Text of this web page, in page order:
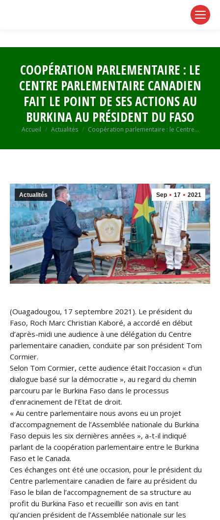
COOPÉRATION PARLEMENTAIRE : LE
CENTRE PARLEMENTAIRE CANADIEN
FAIT LE POINT DE SES ACTIONS AU
BURKINA AU PRÉSIDENT DU FASO
Vous êtes ici :
Accueil Actualités Coopération parlementaire : le Centre…
Sep 17 2021
Actualités
(Ouagadougou, 17 septembre 2021). Le président du
Faso, Roch Marc Christian Kaboré, a accordé en début
d’après-midi une audience à une délégation du Centre
parlementaire canadien, conduite par son président Tom
Cormier.
Selon Tom Cormier, cette audience était l’occasion « d’un
dialogue basé sur la démocratie », au regard du chemin
parcouru par le Burkina Faso dans le processus
d’enracinement de l’Etat de droit.
« Au centre parlementaire nous avons eu un projet
d’accompagnement de l’Assemblée nationale du Burkina
Faso depuis les six dernières années », a-t-il indiqué
parlant de la coopération parlementaire entre le Burkina
Faso et le Canada.
Ces échanges ont été une occasion, pour le président du
Centre parlementaire canadien de faire au président du
Faso le bilan de l’accompagnement de sa structure au
profit du Burkina Faso et recueillir son avis en tant
qu’ancien président de l’Assemblée nationale sur les